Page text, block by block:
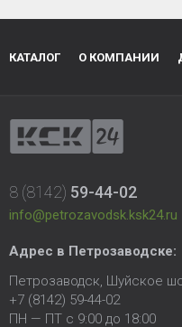
КАТАЛОГ О КОМПАНИИ
8 (8142) 59-44-02
info@petrozavodsk.ksk24.ru
Адрес в Петрозаводске:
Петрозаводск, Шуйское
+7 (8142) 59-44-02
ПН — ПТ с 9:00 до 18:00